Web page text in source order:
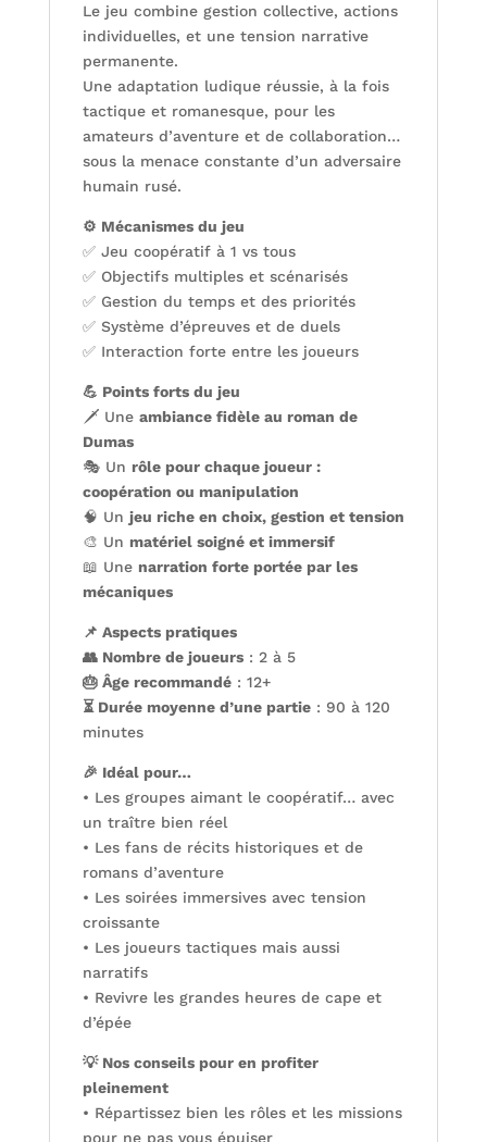
Le jeu combine gestion collective, actions
individuelles, et une tension narrative
permanente.
Une adaptation ludique réussie, à la fois
tactique et romanesque, pour les
amateurs d’aventure et de collaboration…
sous la menace constante d’un adversaire
humain rusé.
⚙️ Mécanismes du jeu
✅ Jeu coopératif à 1 vs tous
✅ Objectifs multiples et scénarisés
✅ Gestion du temps et des priorités
✅ Système d’épreuves et de duels
✅ Interaction forte entre les joueurs
💪 Points forts du jeu
🗡️ Une ambiance fidèle au roman de
Dumas
🎭 Un rôle pour chaque joueur :
coopération ou manipulation
🧠 Un jeu riche en choix, gestion et tension
🎨 Un matériel soigné et immersif
📖 Une narration forte portée par les
mécaniques
📌 Aspects pratiques
👥 Nombre de joueurs: 2 à 5
🎂 Âge recommandé: 12+
⏳ Durée moyenne d’une partie: 90 à 120
minutes
🎉 Idéal pour…
• Les groupes aimant le coopératif… avec
un traître bien réel
• Les fans de récits historiques et de
romans d’aventure
• Les soirées immersives avec tension
croissante
• Les joueurs tactiques mais aussi
narratifs
• Revivre les grandes heures de cape et
d’épée
💡 Nos conseils pour en profiter
pleinement
• Répartissez bien les rôles et les missions
pour ne pas vous épuiser